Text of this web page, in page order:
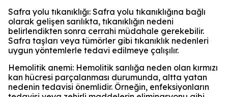
Safra yolu tıkanıklığı: Safra yolu tıkanıklığına bağlı
olarak gelişen sarılıkta, tıkanıklığın nedeni
belirlendikten sonra cerrahi müdahale gerekebilir.
Safra taşları veya tümörler gibi tıkanıklık nedenleri
uygun yöntemlerle tedavi edilmeye çalışılır.
Hemolitik anemi: Hemolitik sarılığa neden olan kırmızı
kan hücresi parçalanması durumunda, altta yatan
nedenin tedavisi önemlidir. Örneğin, enfeksiyonların